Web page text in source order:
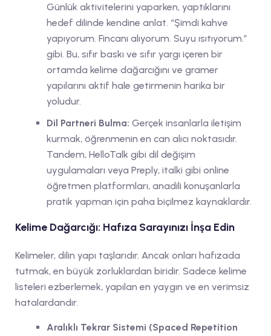
Günlük aktivitelerini yaparken, yaptıklarını
hedef dilinde kendine anlat. “Şimdi kahve
yapıyorum. Fincanı alıyorum. Suyu ısıtıyorum.”
gibi. Bu, sıfır baskı ve sıfır yargı içeren bir
ortamda kelime dağarcığını ve gramer
yapılarını aktif hale getirmenin harika bir
yoludur.
Dil Partneri Bulma: Gerçek insanlarla iletişim
kurmak, öğrenmenin en can alıcı noktasıdır.
Tandem, HelloTalk gibi dil değişim
uygulamaları veya Preply, italki gibi online
öğretmen platformları, anadili konuşanlarla
pratik yapman için paha biçilmez kaynaklardır.
Kelime Dağarcığı: Hafıza Sarayınızı İnşa Edin
Kelimeler, dilin yapı taşlarıdır. Ancak onları hafızada
tutmak, en büyük zorluklardan biridir. Sadece kelime
listeleri ezberlemek, yapılan en yaygın ve en verimsiz
hatalardandır.
Aralıklı Tekrar Sistemi (Spaced Repetition